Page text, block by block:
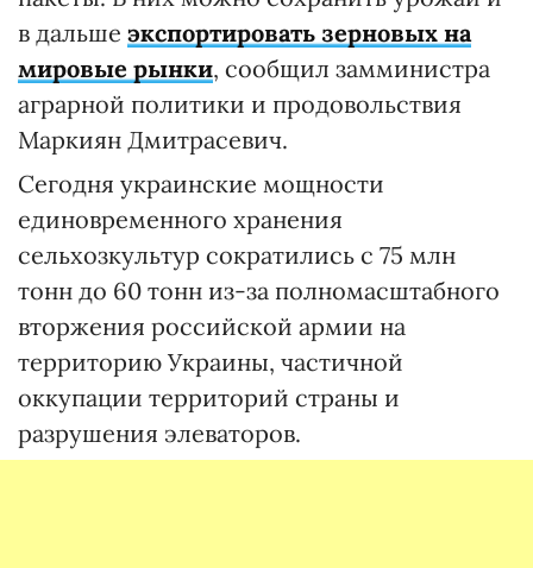
в дальше экспортировать зерновых на
мировые рынки, сообщил замминистра
аграрной политики и продовольствия
Маркиян Дмитрасевич.
Сегодня украинские мощности
единовременного хранения
сельхозкультур сократились с 75 млн
тонн до 60 тонн из-за полномасштабного
вторжения российской армии на
территорию Украины, частичной
оккупации территорий страны и
разрушения элеваторов.